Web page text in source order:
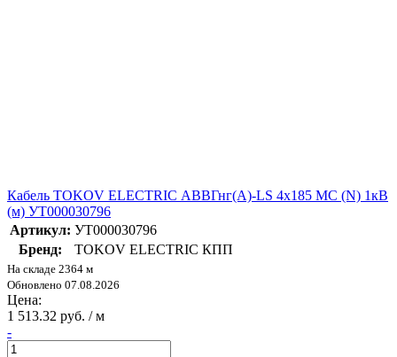
Кабель TOKOV ELECTRIC АВВГнг(А)-LS 4х185 МС (N) 1кВ
(м) УТ000030796
Артикул: УТ000030796
Бренд:
TOKOV ELECTRIC КПП
На складе 2364 м
Обновлено 07.08.2026
Цена:
1 513.32 руб. / м
-